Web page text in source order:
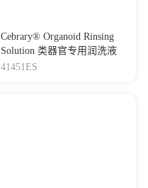
Cebrary® Organoid Rinsing
Solution 类器官专用润洗液
41451ES